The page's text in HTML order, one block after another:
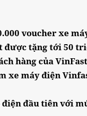
voucher xe
được tặng tới 50
hàng của
xe máy điện
điện đầu tiên với